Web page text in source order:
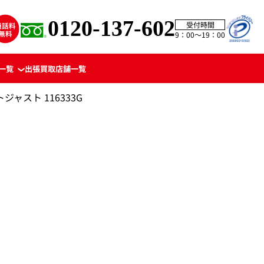
0120-137-602
受付時間
9：00〜19：00
覧 出張買取店舗一覧
ャスト 116333G